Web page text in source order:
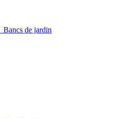
Bancs de jardin